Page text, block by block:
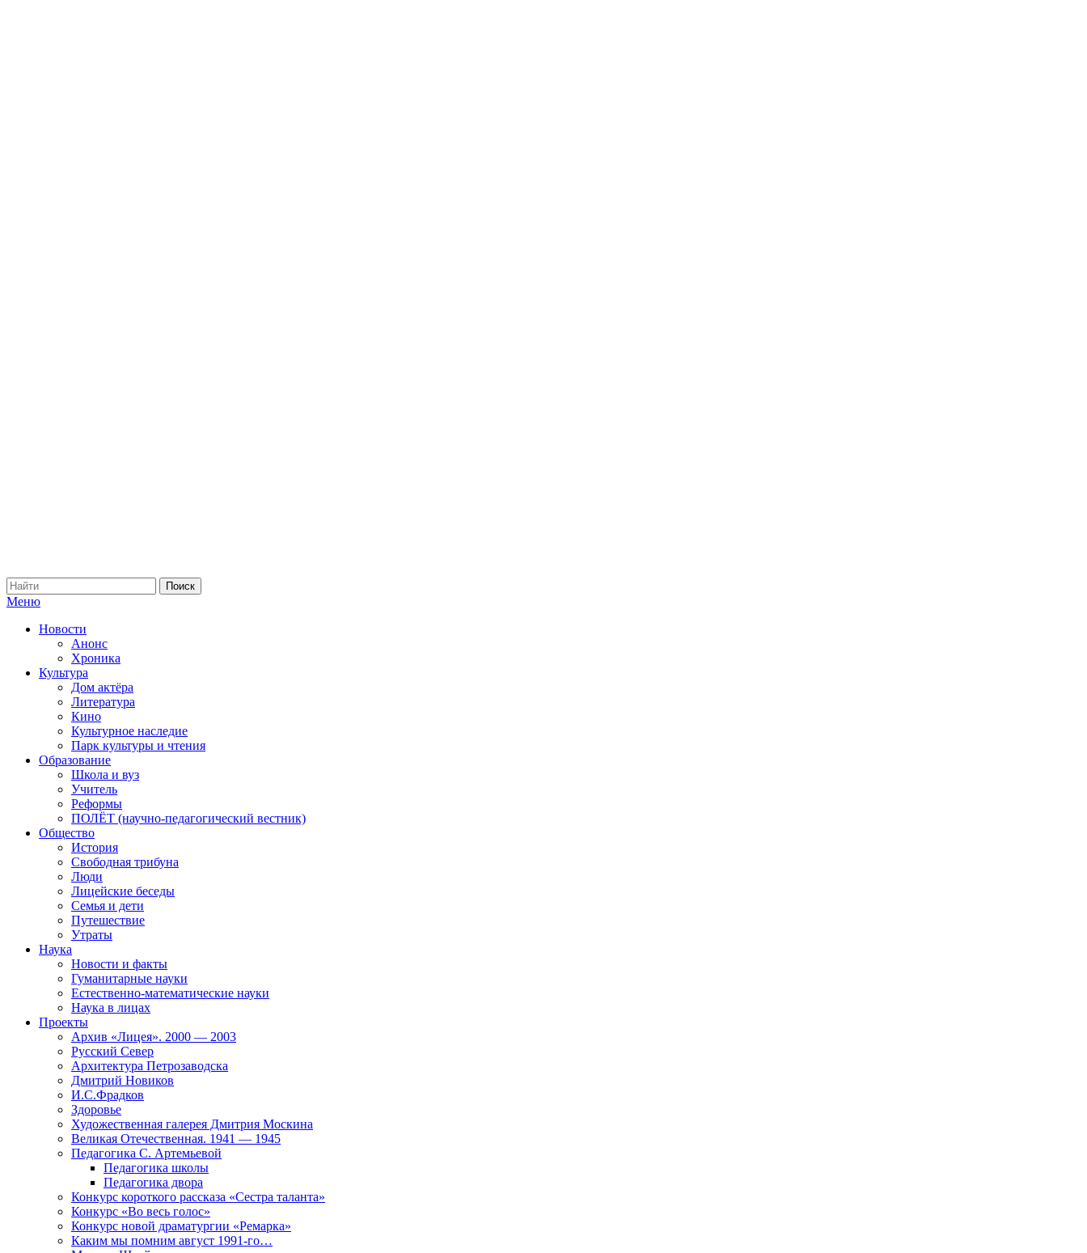
Меню
Новости
Анонс
Хроника
Культура
Дом актёра
Литература
Кино
Культурное наследие
Парк культуры и чтения
Образование
Школа и вуз
Учитель
Реформы
ПОЛЁТ (научно-педагогический вестник)
Общество
История
Свободная трибуна
Люди
Лицейские беседы
Семья и дети
Путешествие
Утраты
Наука
Новости и факты
Гуманитарные науки
Естественно-математические науки
Наука в лицах
Проекты
Архив «Лицея». 2000 — 2003
Русский Север
Архитектура Петрозаводска
Дмитрий Новиков
И.С.Фрадков
Здоровье
Художественная галерея Дмитрия Москина
Великая Отечественная. 1941 — 1945
Педагогика С. Артемьевой
Педагогика школы
Педагогика двора
Конкурс короткого рассказа «Сестра таланта»
Конкурс «Во весь голос»
Конкурс новой драматургии «Ремарка»
Каким мы помним август 1991-го…